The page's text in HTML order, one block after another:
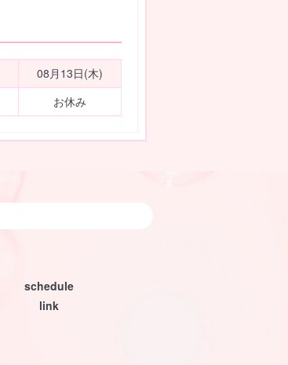
08月13日(木)
お休み
schedule
link